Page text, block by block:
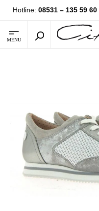
Hotline: 08531 – 135 59 60
MENU